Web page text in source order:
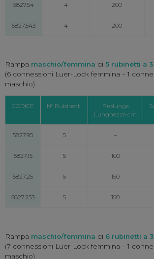
5827.54 4 200
5827.543 4 200
Rampa maschio/femmina di 5 rubinetti a
(6 connessioni Luer-Lock femmina – 1
maschio)
CODICE N° Rubinetti
Prolunga
Lunghezza cm
5827.95 5 –
5827.15 5 100
5827.25 5 150
5827.253 5 150
Rampa maschio/femmina di 6 rubinetti a
(7 connessioni Luer-Lock femmina – 1
maschio)